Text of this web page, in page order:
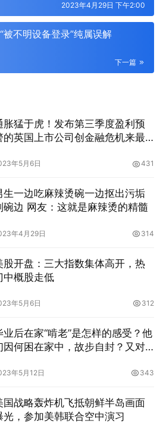
2023年4月29日 下午2:00
被不明设备登录”纯属误解
下一篇
胀猛于虎！发布第三季度盈利预
的英国上市公司创金融危机来最
年5月6日 431
生一边吃麻辣烫碗一边抠出污垢
碗边 网友：这就是麻辣烫的精髓
年4月29日 314
股开盘：三大指数集体高开，热
中概股走低
年5月6日 312
业后在家“啃老”是怎样的感受？他
因何困在家中，故步自封？又对
年5月12日 343
国战略轰炸机飞抵朝鲜半岛画面
光，参加美韩联合空中演习